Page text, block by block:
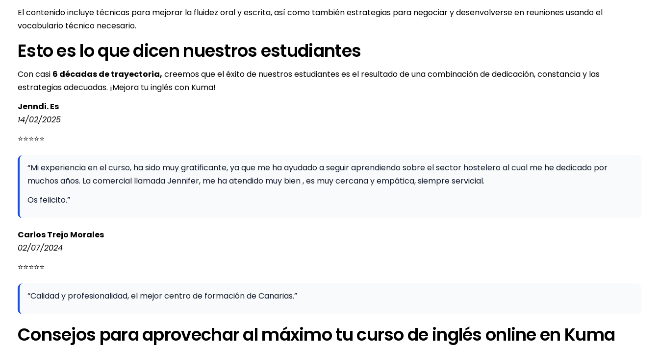
El contenido incluye técnicas para mejorar la fluidez oral y escrita, así como también estrategias para negociar y desenvolverse en reuniones usando el
vocabulario técnico necesario.
Esto es lo que dicen nuestros estudiantes
Con casi 6 décadas de trayectoria, creemos que el éxito de nuestros estudiantes es el resultado de una combinación de dedicación, constancia y las
estrategias adecuadas. ¡Mejora tu inglés con Kuma!
Jenndi. Es
14/02/2025
⭐⭐⭐⭐⭐
“Mi experiencia en el curso, ha sido muy gratificante, ya que me ha ayudado a seguir aprendiendo sobre el sector hostelero al cual me he dedicado por
muchos años. La comercial llamada Jennifer, me ha atendido muy bien , es muy cercana y empática, siempre servicial.
Os felicito.”
Carlos Trejo Morales
02/07/2024
⭐⭐⭐⭐⭐
“Calidad y profesionalidad, el mejor centro de formación de Canarias.”
Consejos para aprovechar al máximo tu curso de inglés online en Kuma